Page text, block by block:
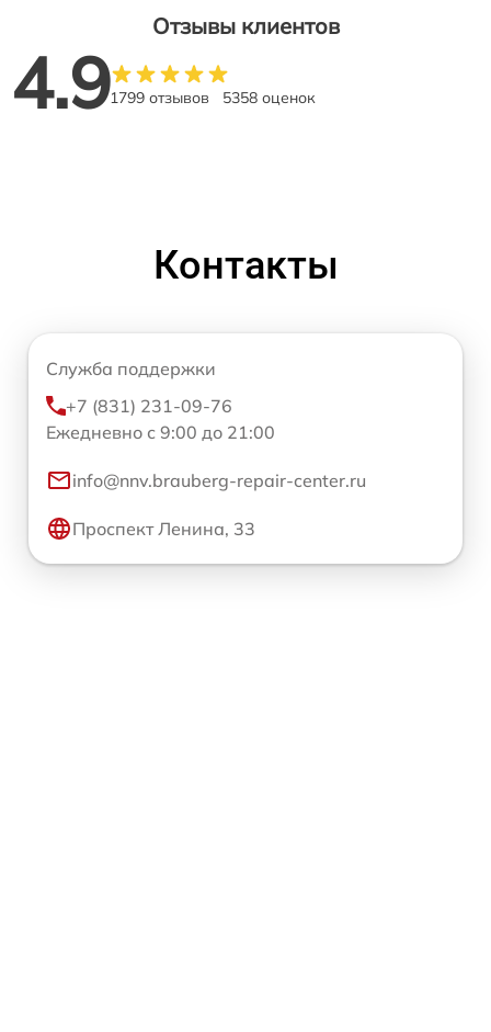
Отзывы клиентов
4.91799 отзывов 5358 оценок
Контакты
Служба поддержки
+7 (831) 231-09-76
Ежедневно с 9:00 до 21:00
info@nnv.brauberg-repair-center.ru
Проспект Ленина, 33